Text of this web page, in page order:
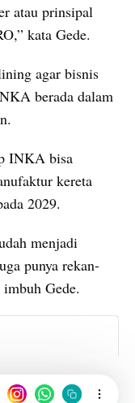
atau prinsipal
kata Gede.
agar bisnis
berada dalam
INKA bisa
kereta
2029.
menjadi
punya rekan-
Gede.
Danantara